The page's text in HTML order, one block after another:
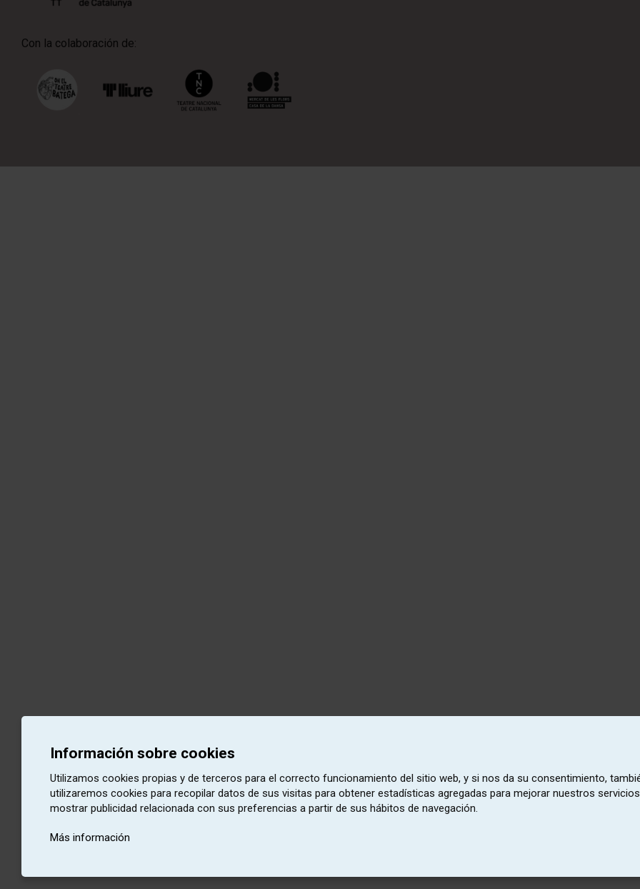
Con la colaboración de:
Información sobre cookies
Utilizamos cookies propias y de terceros para el correcto funcionamiento del sitio web, y si nos da su consentimiento,
utilizaremos cookies para recopilar datos de sus visitas para obtener estadísticas agregadas para mejorar nuestros
mostrar publicidad relacionada con sus preferencias a partir de sus hábitos de navegación.
Más información